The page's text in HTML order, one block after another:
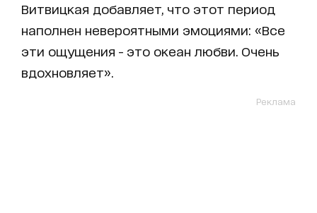
Витвицкая добавляет, что этот период
наполнен невероятными эмоциями: «Все
эти ощущения - это океан любви. Очень
вдохновляет».
Реклама